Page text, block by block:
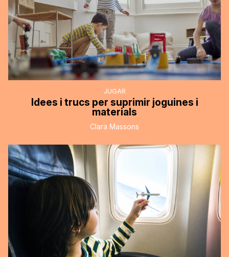
JUGAR
Idees i trucs per suprimir joguines i
materials
Clara Massons